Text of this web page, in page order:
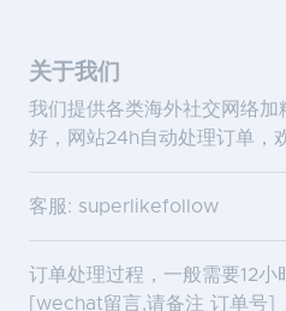
关于我们
我们提供各类海外社交网络
好，网站24h自动处理订单，
客服: superlikefollow
订单处理过程，一般需要12小
[wechat留言,请备注 订单号]